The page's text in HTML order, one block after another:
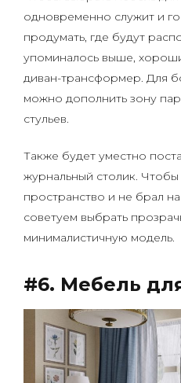
одновременно служит и
продумать, где будут
упоминалось выше,
диван-трансформер. Для
можно дополнить зону
стульев.
Также будет уместно
журнальный столик. Чтобы
пространство и не брал
советуем выбрать
минималистичную модель.
#6. Мебель